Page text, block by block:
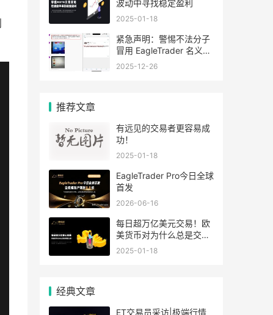
波动中寻找稳定盈利
2025-01-18
紧急声明：警惕不法分子
冒用 EagleTrader 名义推
广“老鹰量化”
2025-12-26
推荐文章
有远见的交易者更容易成
功！
2025-01-18
EagleTrader Pro今日全球
首发
2026-06-16
每日超万亿美元交易！欧
美货币对为什么总是交易
量之王？
2025-01-18
经典文章
ET交易员采访|极端行情